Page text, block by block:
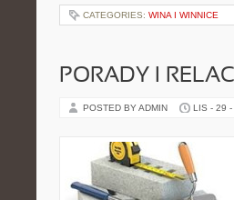
CATEGORIES: WINA I WINNICE
PORADY I
POSTED BY ADMIN LIS - 29 -